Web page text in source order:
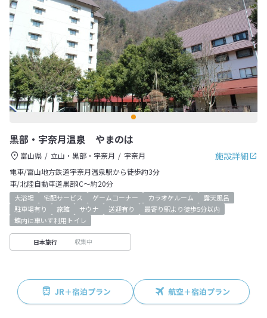
黒部・宇奈月温泉 やまのは
施設詳細
富山県 立山・黒部・宇奈月
宇奈月
電車/富山地方鉄道宇奈月温泉駅から徒歩約3分
車/北陸自動車道黒部IC～約20分
大浴場 宅配サービス ゲームコーナー カラオケルーム
露天風呂
駐車場有り
旅館 サウナ 送迎有り
最寄り駅より徒歩5分以内
館内に車いす利用トイレ
日本旅行 収集中
JR＋宿泊プラン 航空＋宿泊プラン